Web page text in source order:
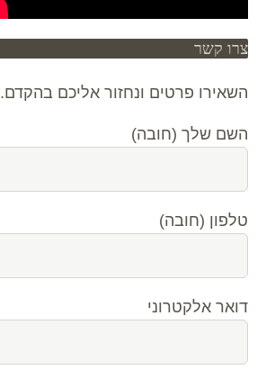
צרו קשר
השאירו פרטים ונחזור אליכם בהקדם.
השם שלך (חובה)
טלפון (חובה)
דואר אלקטרוני